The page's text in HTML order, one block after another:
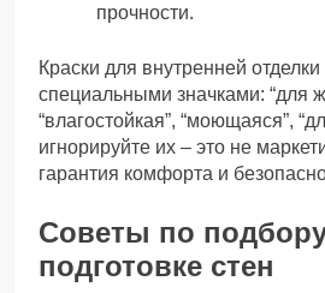
прочности.
Краски для внутренней
специальными значками: “для
“влагостойкая”, “моющаяся”,
игнорируйте их – это не
гарантия комфорта и
Советы по
подготовке стен